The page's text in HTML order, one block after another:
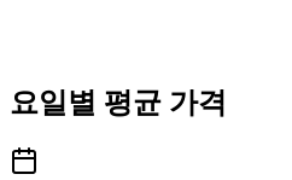
요일별 평균 가격